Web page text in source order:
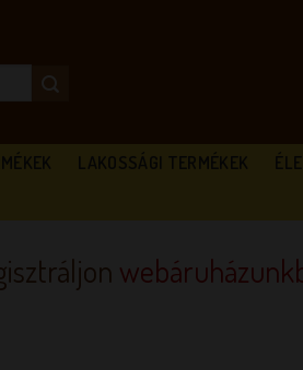
LAKOSSÁGI TERMÉKEK